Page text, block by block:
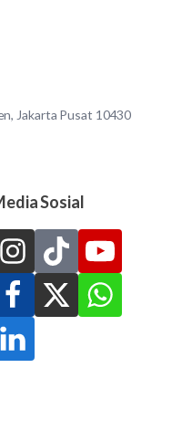
Jakarta Pusat 10430
Sosial